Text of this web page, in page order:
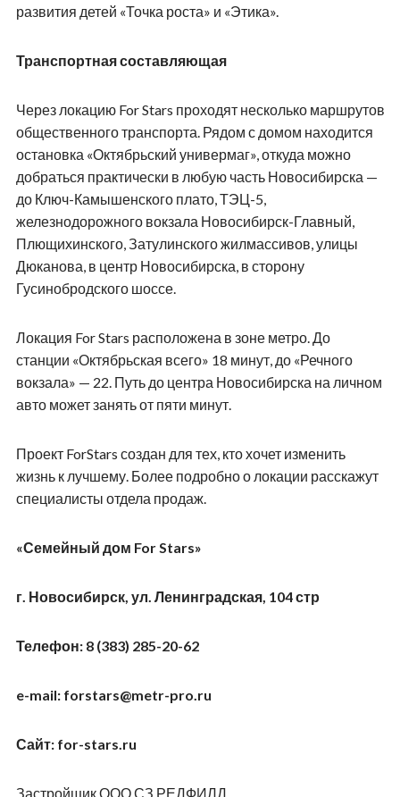
развития детей «Точка роста» и «Этика».
Транспортная составляющая
Через локацию ForStars проходят несколько маршрутов
общественного транспорта. Рядом с домом находится
остановка «Октябрьский универмаг», откуда можно
добраться практически в любую часть Новосибирска —
до Ключ-Камышенского плато, ТЭЦ-5,
железнодорожного вокзала Новосибирск-Главный,
Плющихинского, Затулинского жилмассивов, улицы
Дюканова, в центр Новосибирска, в сторону
Гусинобродского шоссе.
Локация ForStars расположена в зоне метро. До
станции «Октябрьская всего» 18 минут, до «Речного
вокзала» — 22. Путь до центра Новосибирска на личном
авто может занять от пяти минут.
Проект ForStars создан для тех, кто хочет изменить
жизнь к лучшему. Более подробно о локации расскажут
специалисты отдела продаж.
«Семейный дом For Stars»
г. Новосибирск, ул. Ленинградская, 104 стр
Телефон: 8 (383) 285-20-62
e-mail: forstars@metr-pro.ru
Сайт: for-stars.ru
Застройщик ООО СЗ РЕДФИЛД